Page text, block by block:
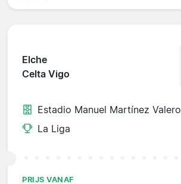
Elche
Celta Vigo
Estadio Manuel Martínez Valero
La Liga
PRIJS VANAF